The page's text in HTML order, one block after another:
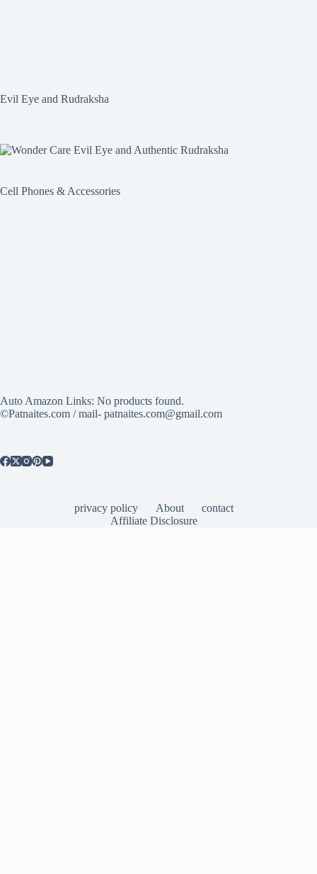
Evil Eye and Rudraksha
Cell Phones & Accessories
Auto Amazon Links: No products found.
©Patnaites.com / mail- patnaites.com@gmail.com
privacy policy About
contact
Affiliate Disclosure